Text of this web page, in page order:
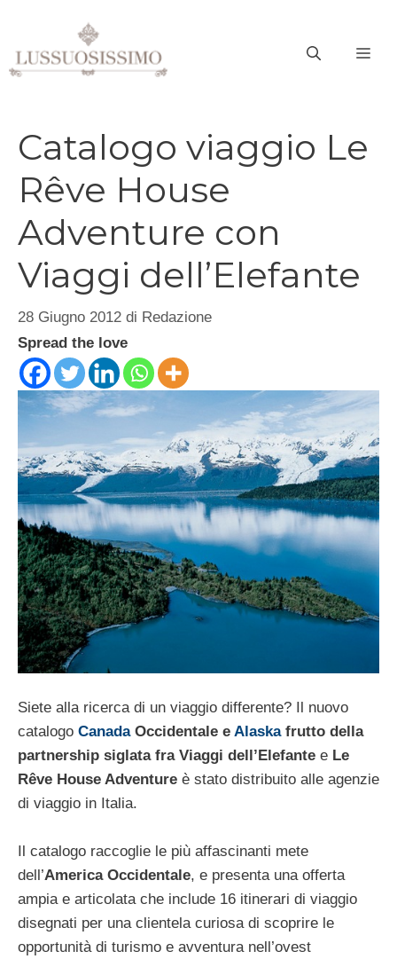
contenuto
Catalogo viaggio Le
Rêve House
Adventure con
Viaggi dell’Elefante
28 Giugno 2012 di Redazione
Spread the love
Siete alla ricerca di un viaggio differente? Il nuovo
catalogo CanadaOccidentale e Alaskafrutto della
partnership siglata fra Viaggi dell’Elefante e Le
Rêve House Adventure è stato distribuito alle agenzie
di viaggio in Italia.
Il catalogo raccoglie le più affascinanti mete
dell’America Occidentale, e presenta una offerta
ampia e articolata che include 16 itinerari di viaggio
disegnati per una clientela curiosa di scoprire le
opportunità di turismo e avventura nell’ovest